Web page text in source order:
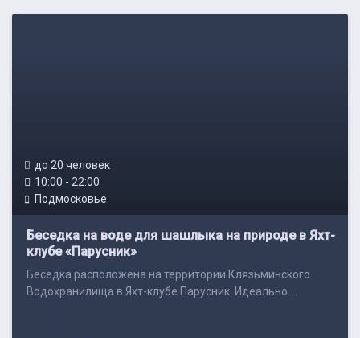
до 20 человек
10:00 - 22:00
Подмосковье
Беседка на воде для шашлыка на природе в Яхт-
клубе «Парусник»
Беседка расположена на территории Клязьминского
Водохранилища в Яхт-клубе Парусник. Идеально ...